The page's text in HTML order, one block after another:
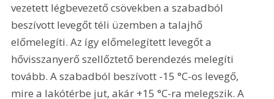
vezetett légbevezető csövekben a szabadból
beszívott levegőt téli üzemben a talajhő
előmelegíti. Az így előmelegített levegőt a
hővisszanyerő szellőztető berendezés melegíti
tovább. A szabadból beszívott -15 °C-os levegő,
mire a lakótérbe jut, akár +15 °C-ra melegszik. A